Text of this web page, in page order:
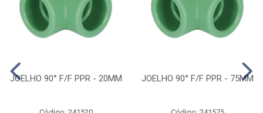
JOELHO 90° F/F PPR - 20MM JOELHO 90° F/F PPR - 75MM